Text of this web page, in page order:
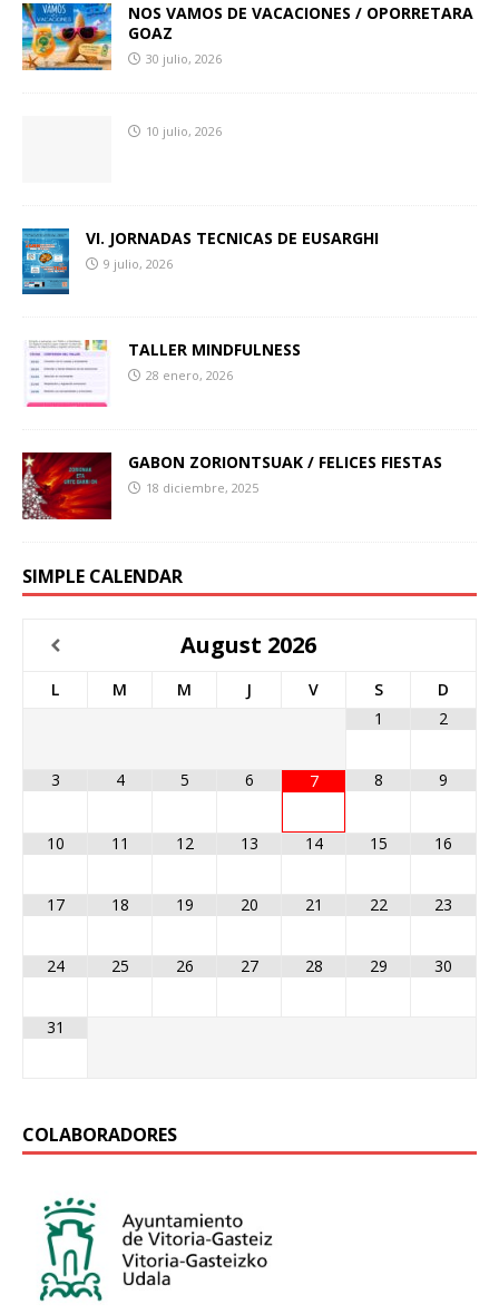
NOS VAMOS DE VACACIONES / OPORRETARA
GOAZ
30 julio, 2026
10 julio, 2026
VI. JORNADAS TECNICAS DE EUSARGHI
9 julio, 2026
TALLER MINDFULNESS
28 enero, 2026
GABON ZORIONTSUAK / FELICES FIESTAS
18 diciembre, 2025
SIMPLE CALENDAR
August 2026
L M M J V S
D
1
2
3 4 5 6 7 8 9
10 11 12 13 14 15 16
17 18 19 20 21 22 23
24 25 26 27 28 29 30
31
COLABORADORES